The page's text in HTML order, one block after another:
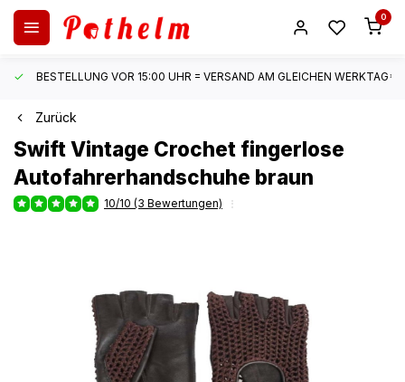
0
BESTELLUNG VOR 15:00 UHR = VERSAND AM GLEICHEN WERKTAG*
Zurück
SwiftVintage Crochet fingerlose
Autofahrerhandschuhe braun
10/10 (3 Bewertungen)